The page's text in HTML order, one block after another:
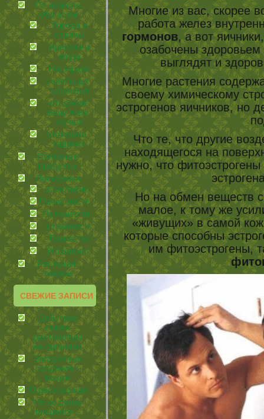
По немного
обо всем
Города и
страны
Красота и
мода
На экране
советы для
здоровья
что делает
нашу жизнь
лучше
эзотерика и
гадания
Полезные
продукты
Посиделки
иcцеляемся
Происшествия
Путешествия
странности
Торжества
Угощаемся!
Растения-
лекари
СВЕЖИЕ ЗАПИСИ
Действие
семян
расторопши
на организм
Загадочные
создания –
кошки
О расторопше
Не ко двору
пришелся…
Многие из вас, скорее
работа желез
гормонов, а вот
озабочены
выглядят и
Многие растения
своему химическому
эстрогенов яичников, но
Что те, что другие
находящегося на
нужно, что
Но на обмен веществ
малое, к тому же
«живущих» в самой
которые способны
им фитоэстрогены,